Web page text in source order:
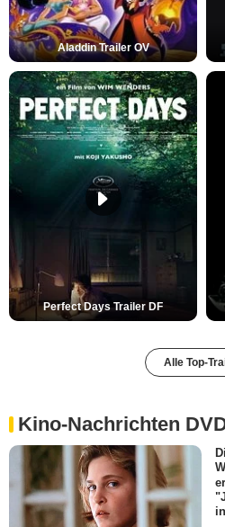
Aladdin Trailer OV
Perfect Days Trailer DF
Alle Top-
Kino-Nachrichten